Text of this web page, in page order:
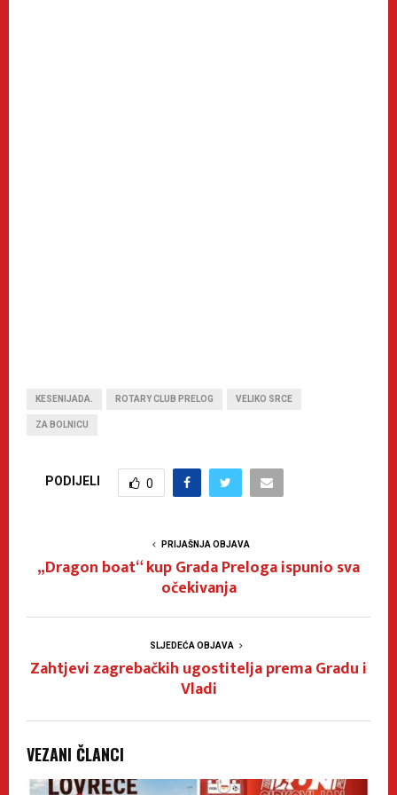
KESENIJADA. ROTARY CLUB PRELOG VELIKO SRCE
ZA BOLNICU
PODIJELI 0
PRIJAŠNJA OBJAVA
„Dragon boat“ kup Grada Preloga ispunio sva
očekivanja
SLJEDEĆA OBJAVA
Zahtjevi zagrebačkih ugostitelja prema Gradu i
Vladi
VEZANI ČLANCI